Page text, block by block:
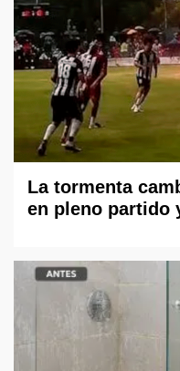
La tormenta
en pleno partido